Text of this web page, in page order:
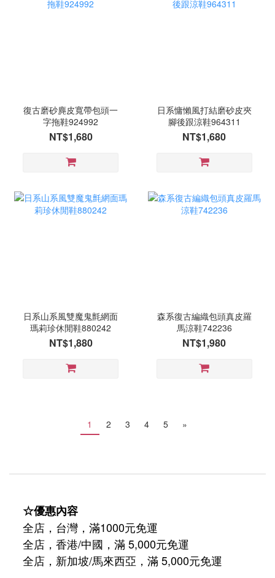
復古磨砂麂皮寬帶包頭一
字拖鞋924992
NT$1,680
日系慵懶風打結磨砂皮夾
腳後跟涼鞋964311
NT$1,680
日系山系風雙魔鬼氈網面
瑪莉珍休閒鞋880242
NT$1,880
森系復古編織包頭真皮羅
馬涼鞋742236
NT$1,980
1 2 3 4 5 »
☆優惠內容
全店，台灣，滿1000元免運
全店，香港/中國，滿 5,000元免運
全店，新加坡/馬來西亞，滿 5,000元免運